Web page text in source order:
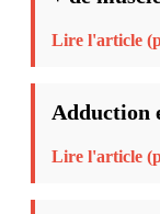
Lire l'article
Adduction
Lire l'article